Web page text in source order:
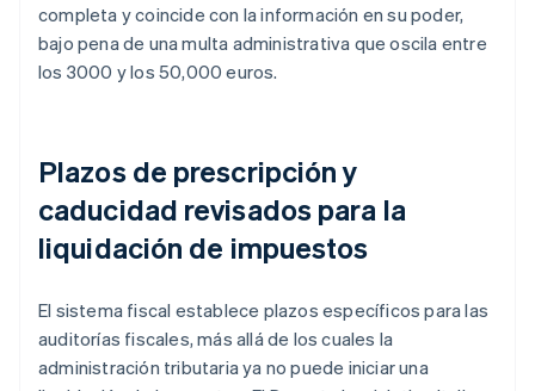
completa y coincide con la información en su poder,
bajo pena de una multa administrativa que oscila entre
los 3000 y los 50,000 euros.
Plazos de prescripción y
caducidad revisados para la
liquidación de impuestos
El sistema fiscal establece plazos específicos para las
auditorías fiscales, más allá de los cuales la
administración tributaria ya no puede iniciar una